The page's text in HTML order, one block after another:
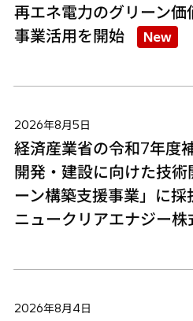
再エネ電力のグリーン価
事業活用を開始
New
2026年8月5日
経済産業省の令和7年度
開発・建設に向けた技
ーン構築支援事業」に
ニュークリアエナジー株
2026年8月4日